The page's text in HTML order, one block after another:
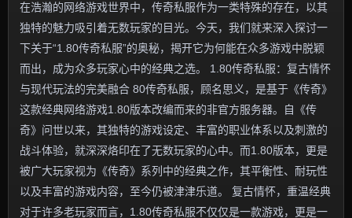
在浩瀚的网络游戏世界中，传奇私服作为一类特殊的存在，以其
独特的魅力吸引着无数玩家的目光。今天，我们就来深入探讨一
下关于“1.80传奇私服”的奥秘，揭开它为何能在众多游戏中脱颖
而出，成为众多玩家心中的经典之选。 1.80传奇私服：复古情怀
与现代玩法的完美融合 80传奇私服，顾名思义，是基于《传奇》
这款经典网络游戏1.80版本改编而来的非官方服务器。自《传
奇》问世以来，其独特的游戏设定、丰富的职业体系以及刺激的
战斗体验，就深深烙印在了无数玩家的心中。而1.80版本，更是
被广大玩家视为《传奇》系列中的经典之作，其平衡性、耐玩性
以及丰富的游戏内容，至今仍被津津乐道。 复古情怀，重温经典
对于许多老玩家而言，1.80传奇私服不仅仅是一款游戏，更是一